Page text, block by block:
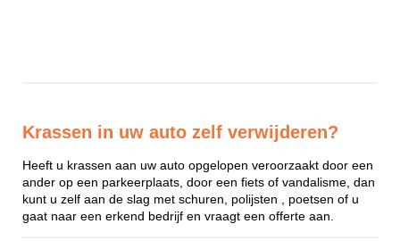
Krassen in uw auto zelf verwijderen?
Heeft u krassen aan uw auto opgelopen veroorzaakt door een
ander op een parkeerplaats, door een fiets of vandalisme, dan
kunt u zelf aan de slag met schuren, polijsten , poetsen of u
gaat naar een erkend bedrijf en vraagt een offerte aan.